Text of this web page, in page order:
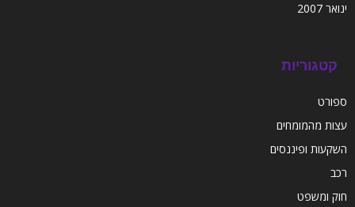
ינואר 2007
קטגוריות
ספורט
עצות מהמומחים
השקעות ופיננסים
רכב
חוק ומשפט